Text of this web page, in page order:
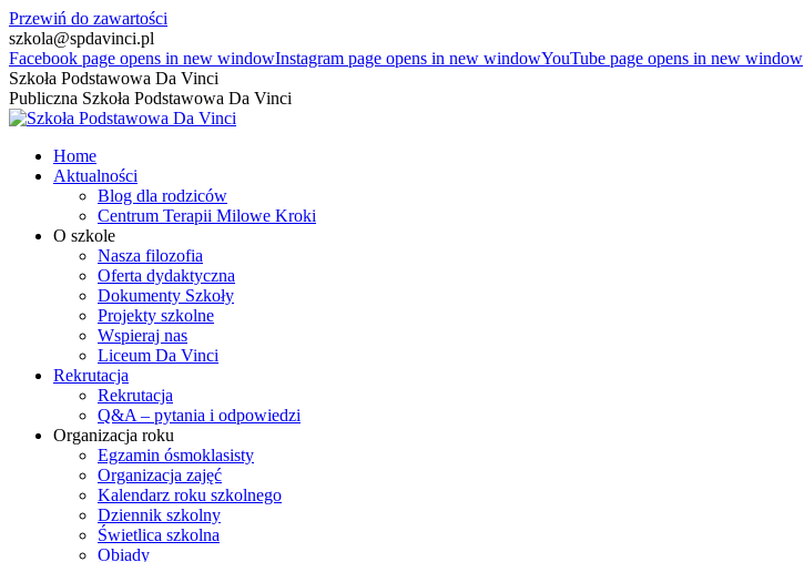
Przewiń do zawartości
szkola@spdavinci.pl
Facebook page opens in new windowInstagram page opens in new windowYouTube page opens in new window
Szkoła Podstawowa Da Vinci
Publiczna Szkoła Podstawowa Da Vinci
Home
Aktualności
Blog dla rodziców
Centrum Terapii Milowe Kroki
O szkole
Nasza filozofia
Oferta dydaktyczna
Dokumenty Szkoły
Projekty szkolne
Wspieraj nas
Liceum Da Vinci
Rekrutacja
Rekrutacja
Q&A – pytania i odpowiedzi
Organizacja roku
Egzamin ósmoklasisty
Organizacja zajęć
Kalendarz roku szkolnego
Dziennik szkolny
Świetlica szkolna
Obiady